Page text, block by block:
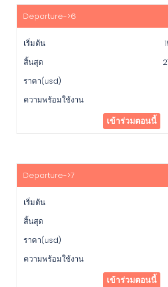
เข้าร่วมตอนนี้
เข้าร่วมตอนนี้